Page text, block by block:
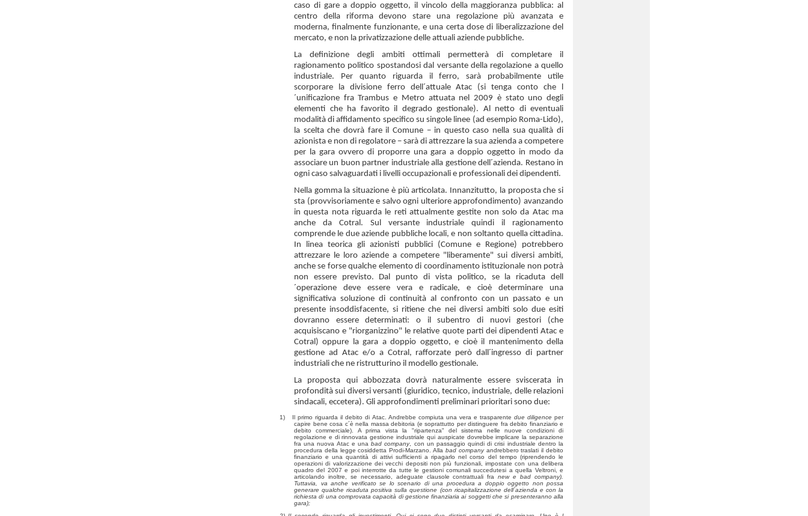
caso di gare a doppio oggetto, il vincolo della maggioranza pubblica: al
centro della riforma devono stare una regolazione più avanzata e
moderna, finalmente funzionante, e una certa dose di liberalizzazione del
mercato, e non la privatizzazione delle attuali aziende pubbliche.
La definizione degli ambiti ottimali permetterà di completare il
ragionamento politico spostandosi dal versante della regolazione a quello
industriale. Per quanto riguarda il ferro, sarà probabilmente utile
scorporare la divisione ferro dell´attuale Atac (si tenga conto che l
´unificazione fra Trambus e Metro attuata nel 2009 è stato uno degli
elementi che ha favorito il degrado gestionale). Al netto di eventuali
modalità di affidamento specifico su singole linee (ad esempio Roma-Lido),
la scelta che dovrà fare il Comune − in questo caso nella sua qualità di
azionista e non di regolatore − sarà di attrezzare la sua azienda a competere
per la gara ovvero di proporre una gara a doppio oggetto in modo da
associare un buon partner industriale alla gestione dell´azienda. Restano in
ogni caso salvaguardati i livelli occupazionali e professionali dei dipendenti.
Nella gomma la situazione è più articolata. Innanzitutto, la proposta che si
sta (provvisoriamente e salvo ogni ulteriore approfondimento) avanzando
in questa nota riguarda le reti attualmente gestite non solo da Atac ma
anche da Cotral. Sul versante industriale quindi il ragionamento
comprende le due aziende pubbliche locali, e non soltanto quella cittadina.
In linea teorica gli azionisti pubblici (Comune e Regione) potrebbero
attrezzare le loro aziende a competere "liberamente" sui diversi ambiti,
anche se forse qualche elemento di coordinamento istituzionale non potrà
non essere previsto. Dal punto di vista politico, se la ricaduta dell
´operazione deve essere vera e radicale, e cioè determinare una
significativa soluzione di continuità al confronto con un passato e un
presente insoddisfacente, si ritiene che nei diversi ambiti solo due esiti
dovranno essere determinati: o il subentro di nuovi gestori (che
acquisiscano e "riorganizzino" le relative quote parti dei dipendenti Atac e
Cotral) oppure la gara a doppio oggetto, e cioè il mantenimento della
gestione ad Atac e/o a Cotral, rafforzate però dall´ingresso di partner
industriali che ne ristrutturino il modello gestionale.
La proposta qui abbozzata dovrà naturalmente essere sviscerata in
profondità sui diversi versanti (giuridico, tecnico, industriale, delle relazioni
sindacali, eccetera). Gli approfondimenti preliminari prioritari sono due:
1) Il primo riguarda il debito di Atac. Andrebbe compiuta una vera e trasparente due diligenceper
capire bene cosa c´è nella massa debitoria (e soprattutto per distinguere fra debito finanziario e
debito commerciale). A prima vista la "ripartenza" del sistema nelle nuove condizioni di
regolazione e di rinnovata gestione industriale qui auspicate dovrebbe implicare la separazione
fra una nuova Atac e unabad company, con un passaggio quindi di crisi industriale dentro la
procedura della legge cosiddetta Prodi-Marzano. Alla bad companyandrebbero traslati il debito
finanziario e una quantità di attivi sufficienti a ripagarlo nel corso del tempo (riprendendo le
operazioni di valorizzazione dei vecchi depositi non più funzionali, impostate con una delibera
quadro del 2007 e poi interrotte da tutte le gestioni comunali succedutesi a quella Veltroni, e
articolando inoltre, se necessario, adeguate clausole contrattuali franew ebad company).
Tuttavia, va anche verificato se lo scenario di una procedura a doppio oggetto non possa
generare qualche ricaduta positiva sulla questione (con ricapitalizzazione dell´azienda e con la
richiesta di una comprovata capacità di gestione finanziaria ai soggetti che si presenteranno alla
gara);